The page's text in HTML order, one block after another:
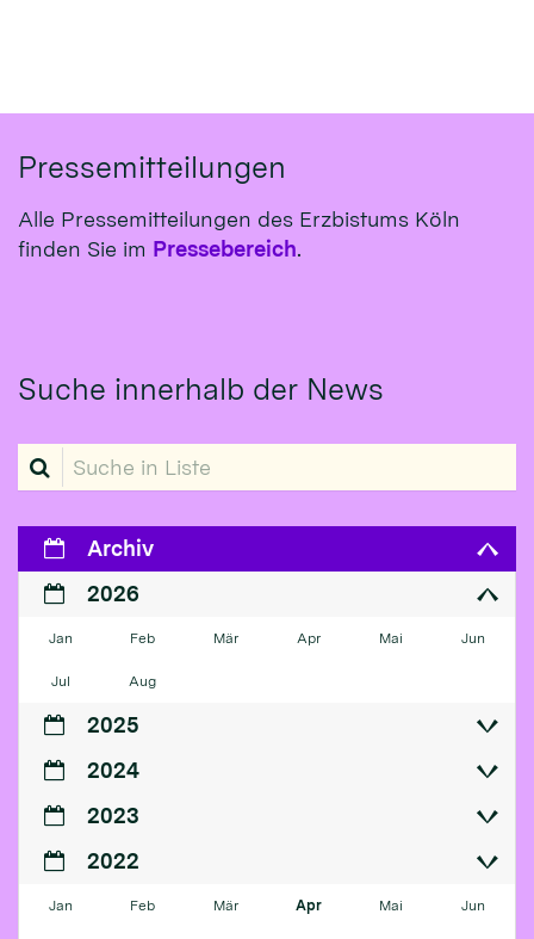
Pressemitteilungen
Alle Pressemitteilungen des Erzbistums Köln
finden Sie im Pressebereich.
Suche innerhalb der News
Suche in Liste
Archiv
2026
Jan Feb Mär Apr Mai Jun
Jul Aug
2025
2024
2023
2022
Jan Feb Mär Apr Mai Jun